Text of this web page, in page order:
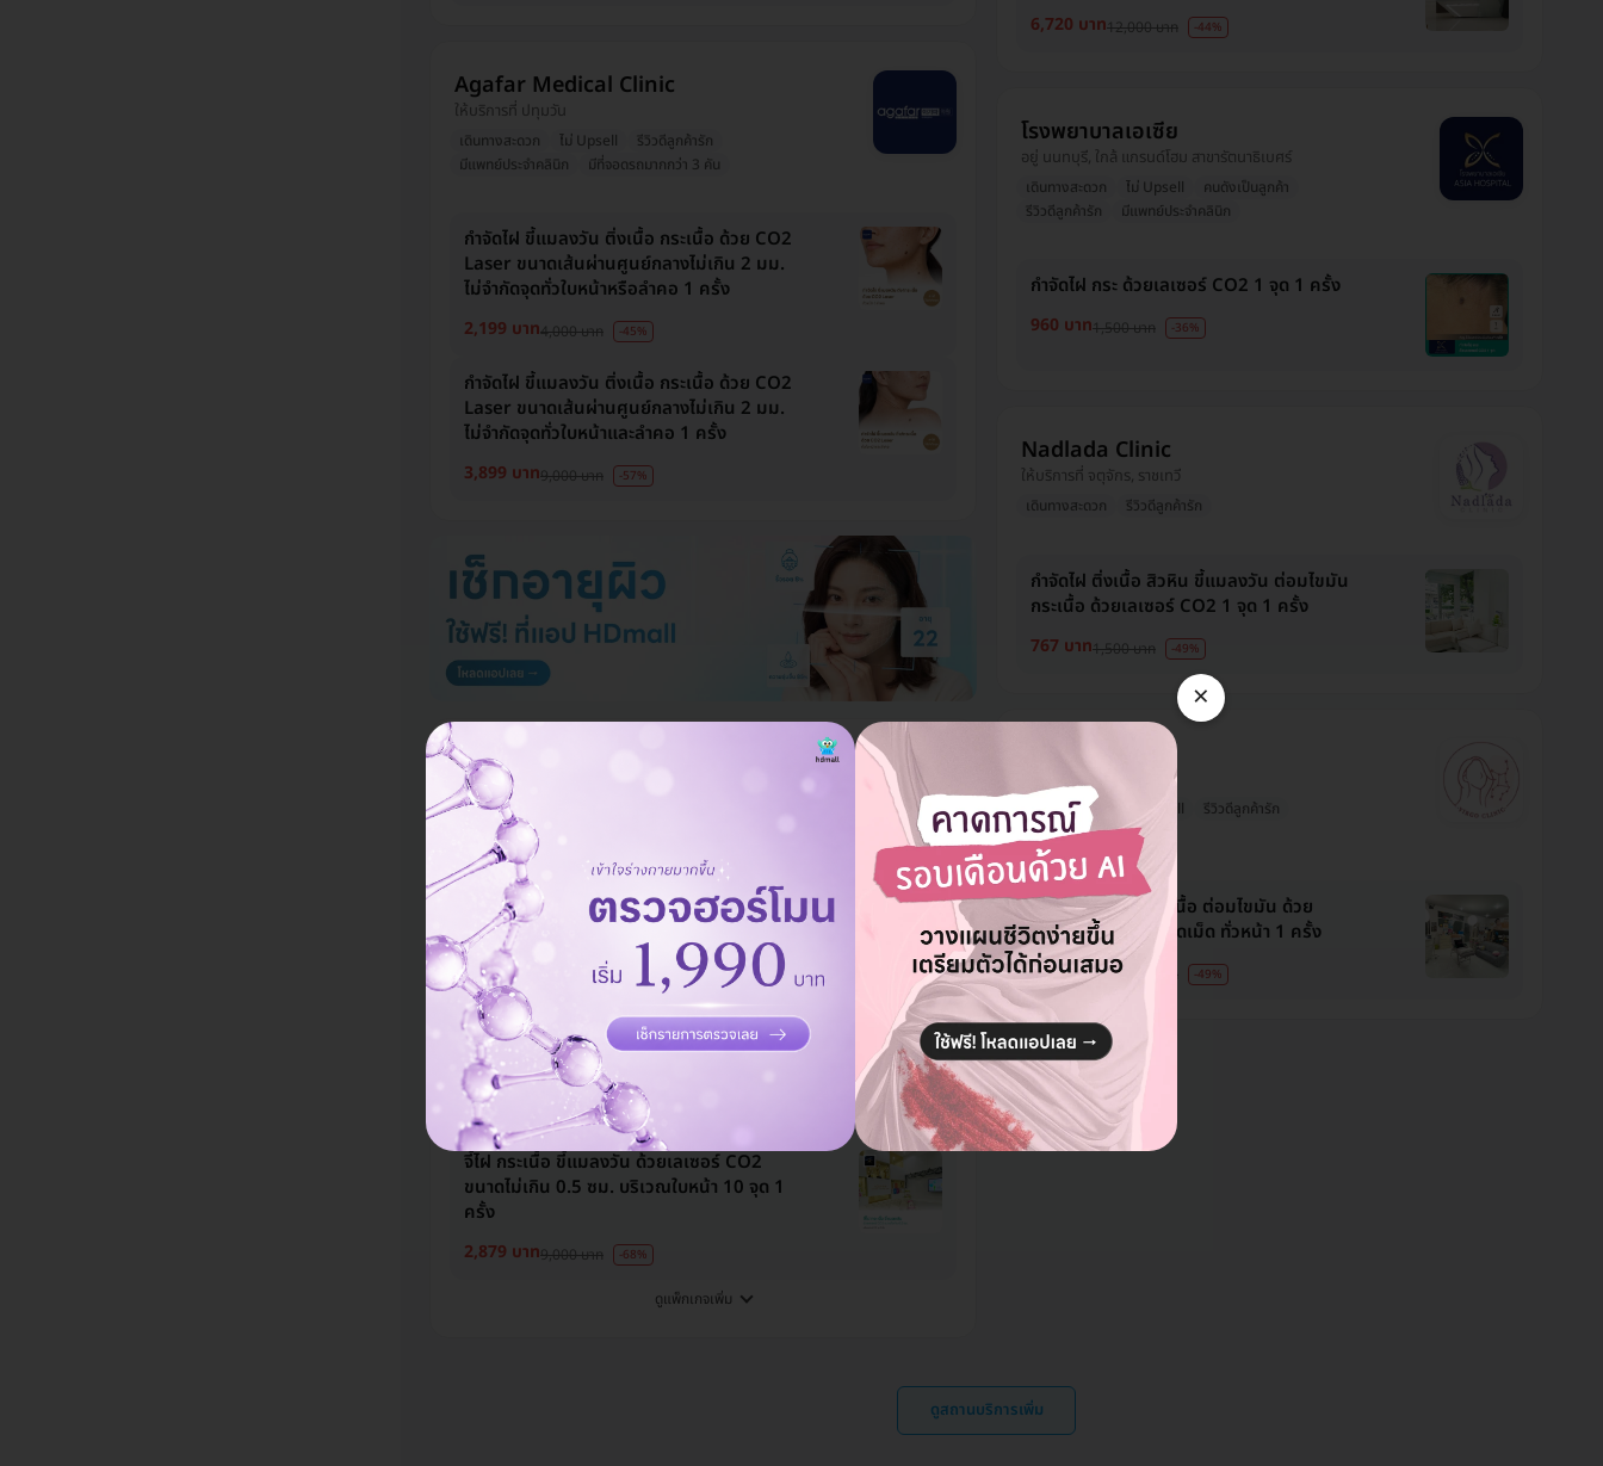
Agafar Medical Clinic
ให้บริการที่ ปทุมวัน
เดินทางสะดวก ไม่ Upsell
รีวิวดีลูกค้ารัก
มีแพทย์ประจำคลินิก
มีที่จอดรถมากกว่า 3 คัน
กำจัดไฝ ขี้แมลงวัน ติ่งเนื้อ กระเนื้อ ด้วย CO2
Laser ขนาดเส้นผ่านศูนย์กลางไม่เกิน 2 มม.
ไม่จำกัดจุดทั่วใบหน้าหรือลำคอ 1 ครั้ง
2,199 บาท4,000 บาท -45%
กำจัดไฝ ขี้แมลงวัน ติ่งเนื้อ กระเนื้อ ด้วย CO2
Laser ขนาดเส้นผ่านศูนย์กลางไม่เกิน 2 มม.
ไม่จำกัดจุดทั่วใบหน้าและลำคอ 1 ครั้ง
3,899 บาท9,000 บาท -57%
AQUA BKK Aesthetic & Wellness
Clinic
ให้บริการที่ วัฒนา
กำจัดไฝ ติ่งเนื้อ ขี้แมลงวัน ด้วยเลเซอร์ CO2
1 จุด ขนาดไม่เกิน 2 มม. 1 ครั้ง
671 บาท -55%
กำจัดไฝ ขี้แมลงวัน ติ่งเนื้อ กระเนื้อ ด้วย CO2
Laser ขนาดเส้นผ่านศูนย์กลางไม่เกิน 2 มม.
ไม่จำกัดจุดทั่วใบหน้าหรือลำคอ 1 ครั้ง
2,199 บาท 4,000 บาท -45%
จี้ไฝ กระเนื้อ ขี้แมลงวัน ด้วยเลเซอร์ CO2
ขนาดไม่เกิน 0.5 ซม. บริเวณใบหน้า 10 จุด 1
ครั้ง
2,879 บาท9,000 บาท -68%
ดูแพ็กเกจเพิ่ม
6,720 บาท12,000 บาท -44%
โรงพยาบาลเอเซีย
อยู่ นนทบุรี, ใกล้ แกรนด์โฮม สาขารัตนาธิเบศร์
เดินทางสะดวก ไม่ Upsell
คนดังเป็นลูกค้า
รีวิวดีลูกค้ารัก
มีแพทย์ประจำคลินิก
กำจัดไฝ กระ ด้วยเลเซอร์ CO2 1 จุด 1 ครั้ง
960 บาท1,500 บาท -36%
Nadlada Clinic
ให้บริการที่ จตุจักร, ราชเทวี
เดินทางสะดวก รีวิวดีลูกค้ารัก
กำจัดไฝ ติ่งเนื้อ สิวหิน ขี้แมลงวัน ต่อมไขมัน
กระเนื้อ ด้วยเลเซอร์ CO2 1 จุด 1 ครั้ง
767 บาท1,500 บาท -49%
ให้บริการที่ พญาไท
เดินทางสะดวก ไม่ Upsell
รีวิวดีลูกค้ารัก
มีแพทย์ประจำคลินิก
จี้ไฝ ขี้แมลงวัน กระเนื้อ ต่อมไขมัน ด้วย
เลเซอร์ CO2 ไม่จำกัดเม็ด ทั่วหน้า 1 ครั้ง
7,679 บาท15,000 บาท -49%
ดูสถานบริการเพิ่ม
×